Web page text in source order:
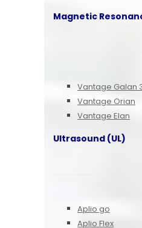
Magnetic
Vantage Galan
Vantage Orian
Vantage Elan
Ultrasound (UL)
Aplio go
Aplio Flex